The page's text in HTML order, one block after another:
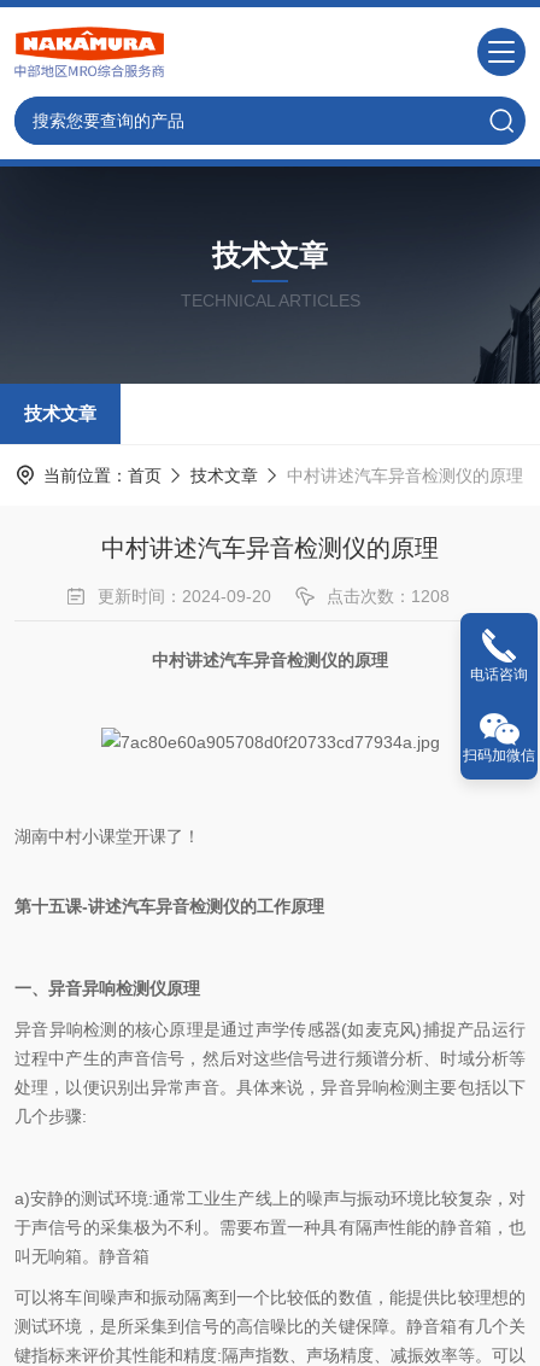
技术文章
TECHNICAL ARTICLES
技术文章
当前位置： 首页 技术文章 中村讲述汽车异音检测仪的原理
中村讲述汽车异音检测仪的原理
更新时间：2024-09-20 点击次数：1208
中村讲述汽车异音检测仪的原理
湖南中村小课堂开课了！
第十五课-讲述汽车异音检测仪的工作原理
一、异音异响检测仪原理
异音异响检测的核心原理是通过声学传感器(如麦克风)捕捉产品运行
过程中产生的声音信号，然后对这些信号进行频谱分析、时域分析等
处理，以便识别出异常声音。具体来说，异音异响检测主要包括以下
几个步骤:
a)安静的测试环境:通常工业生产线上的噪声与振动环境比较复杂，对
于声信号的采集极为不利。需要布置一种具有隔声性能的静音箱，也
叫无响箱。静音箱
可以将车间噪声和振动隔离到一个比较低的数值，能提供比较理想的
测试环境，是所采集到信号的高信噪比的关键保障。静音箱有几个关
键指标来评价其性能和精度:隔声指数、声场精度、减振效率等。可以
电话咨询
扫码加微信